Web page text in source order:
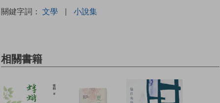
關鍵字詞： 文學 | 小說集
相關書籍